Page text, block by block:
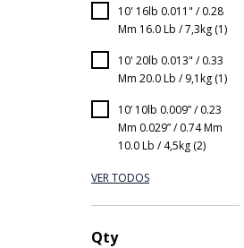
10' 16lb 0.011" / 0.28
Mm 16.0 Lb / 7,3kg (1)
10' 20lb 0.013" / 0.33
Mm 20.0 Lb / 9,1kg (1)
10’ 10lb 0.009” / 0.23
Mm 0.029” / 0.74 Mm
10.0 Lb / 4,5kg (2)
VER TODOS
Qty